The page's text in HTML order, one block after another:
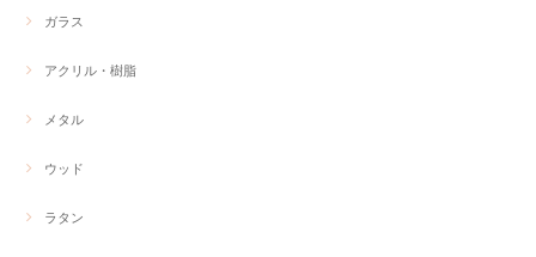
ガラス
アクリル・樹脂
メタル
ウッド
ラタン